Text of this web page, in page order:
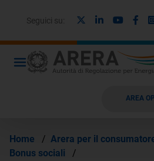
Seguici su: Linkedin
AREA
Home / Arera per il
Bonus sociali
/